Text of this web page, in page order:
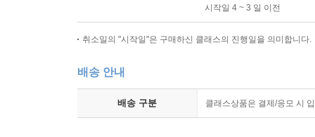
시작일 4 ~ 3 일 이전
취소일의 "시작일"은 구매하신 클래스의 진행일을 의미합니다.
배송 안내
배송 구분 클래스상품은 결제/응모 시